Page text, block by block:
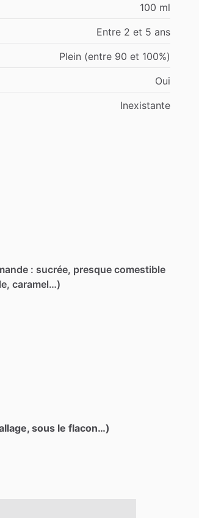
100 ml
Entre 2 et 5 ans
Plein (entre 90 et 100%)
Oui
Inexistante
: sucrée, presque comestible
caramel…)
sous le flacon…)